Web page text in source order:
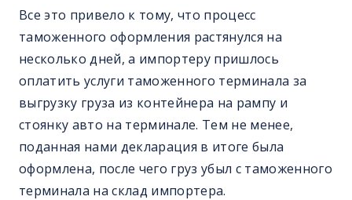
Все это привело к тому, что процесс
таможенного оформления растянулся на
несколько дней, а импортеру пришлось
оплатить услуги таможенного терминала за
выгрузку груза из контейнера на рампу и
стоянку авто на терминале. Тем не менее,
поданная нами декларация в итоге была
оформлена, после чего груз убыл с таможенного
терминала на склад импортера.